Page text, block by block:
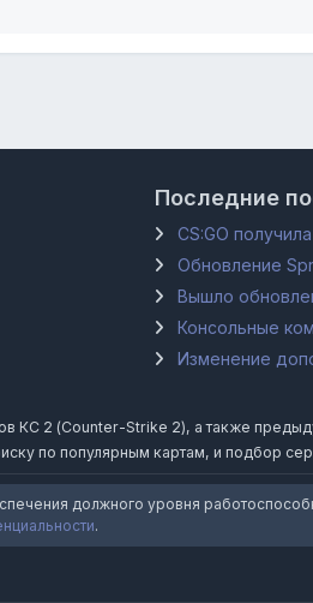
Последние
CS:GO
Обновление
Вышло
Консольные
Изменение
КС 2 (Counter-Strike 2), а также
по популярным картам, и подбор
должного уровня
.